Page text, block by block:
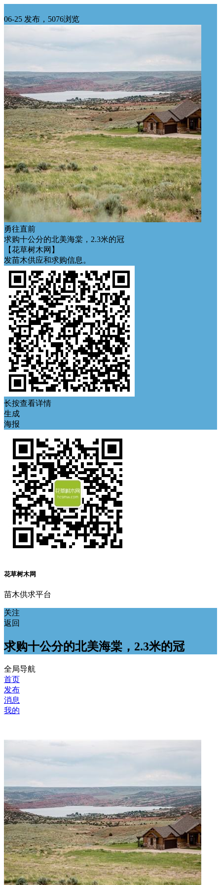
06-25 发布，5076浏览
勇往直前
求购十公分的北美海棠，2.3米的冠
【花草树木网】
发苗木供应和求购信息。
长按查看详情
生成
海报
花草树木网
苗木供求平台
关注
返回
求购十公分的北美海棠，2.3米的冠
全局导航
首页
发布
消息
我的